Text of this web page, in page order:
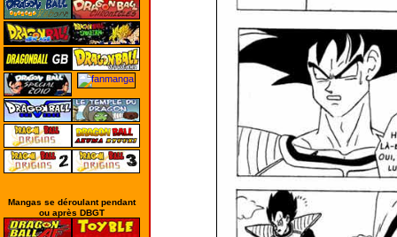
Mangas se déroulant pendant
ou après DBGT